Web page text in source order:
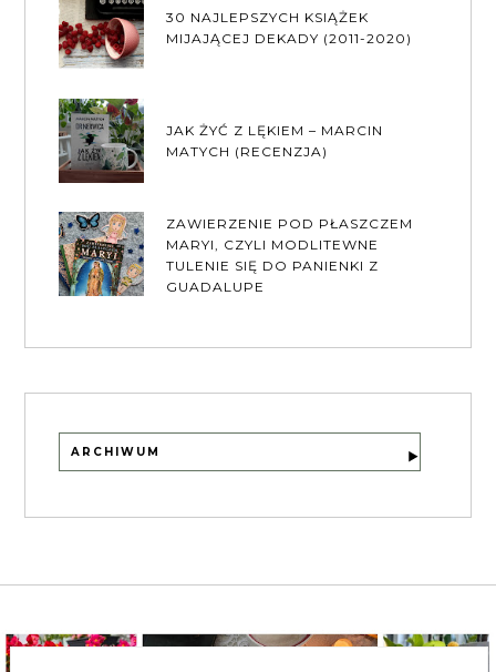
30 NAJLEPSZYCH KSIĄŻEK
MIJAJĄCEJ DEKADY (2011-2020)
JAK ŻYĆ Z LĘKIEM – MARCIN
MATYCH (RECENZJA)
ZAWIERZENIE POD PŁASZCZEM
MARYI, CZYLI MODLITEWNE
TULENIE SIĘ DO PANIENKI Z
GUADALUPE
ARCHIWUM